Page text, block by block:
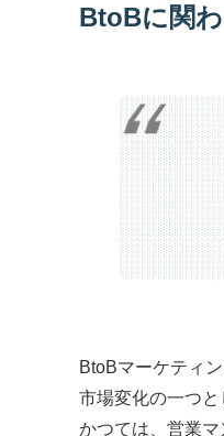
BtoBに関
BtoBマーケティ
市場変化の一つと
かつては、営業